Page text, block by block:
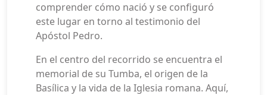
comprender cómo nació y se configuró
este lugar en torno al testimonio del
Apóstol Pedro.
En el centro del recorrido se encuentra el
memorial de su Tumba, el origen de la
Basílica y la vida de la Iglesia romana. Aquí,